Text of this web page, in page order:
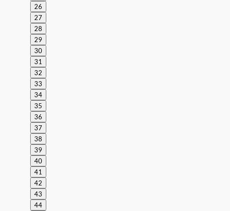
26
27
28
29
30
31
32
33
34
35
36
37
38
39
40
41
42
43
44